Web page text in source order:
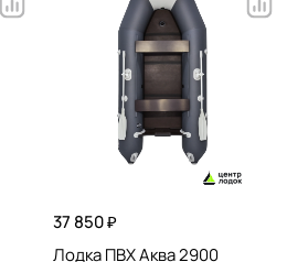
37 850 ₽
Лодка ПВХ Аква 2900